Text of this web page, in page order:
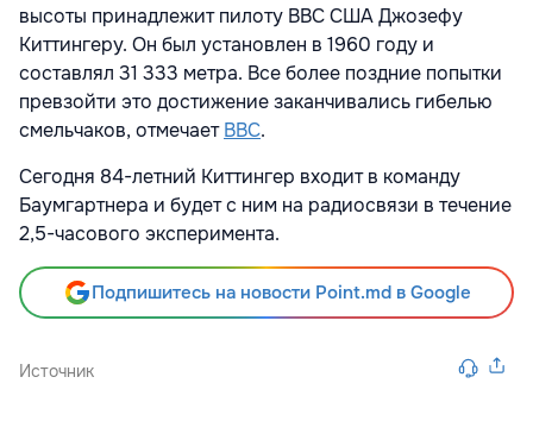
высоты принадлежит пилоту ВВС США Джозефу
Киттингеру. Он был установлен в 1960 году и
составлял 31 333 метра. Все более поздние попытки
превзойти это достижение заканчивались гибелью
смельчаков, отмечаетВВС.
Сегодня 84-летний Киттингер входит в команду
Баумгартнера и будет с ним на радиосвязи в течение
2,5-часового эксперимента.
Подпишитесь на новости Point.md в Google
Источник